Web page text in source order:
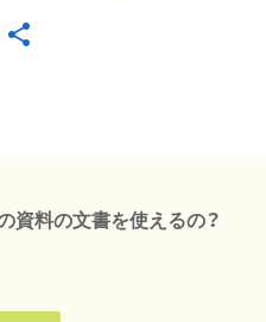
資料の文書を使えるの？